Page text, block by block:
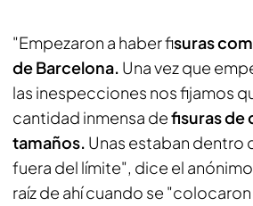
"Empezaron a haber fisuras
de Barcelona. Una vez que
las inespecciones nos fijamos
cantidad inmensa defisuras de
tamaños. Unas estaban dentro
fuera del límite", dice el
raíz de ahí cuando se